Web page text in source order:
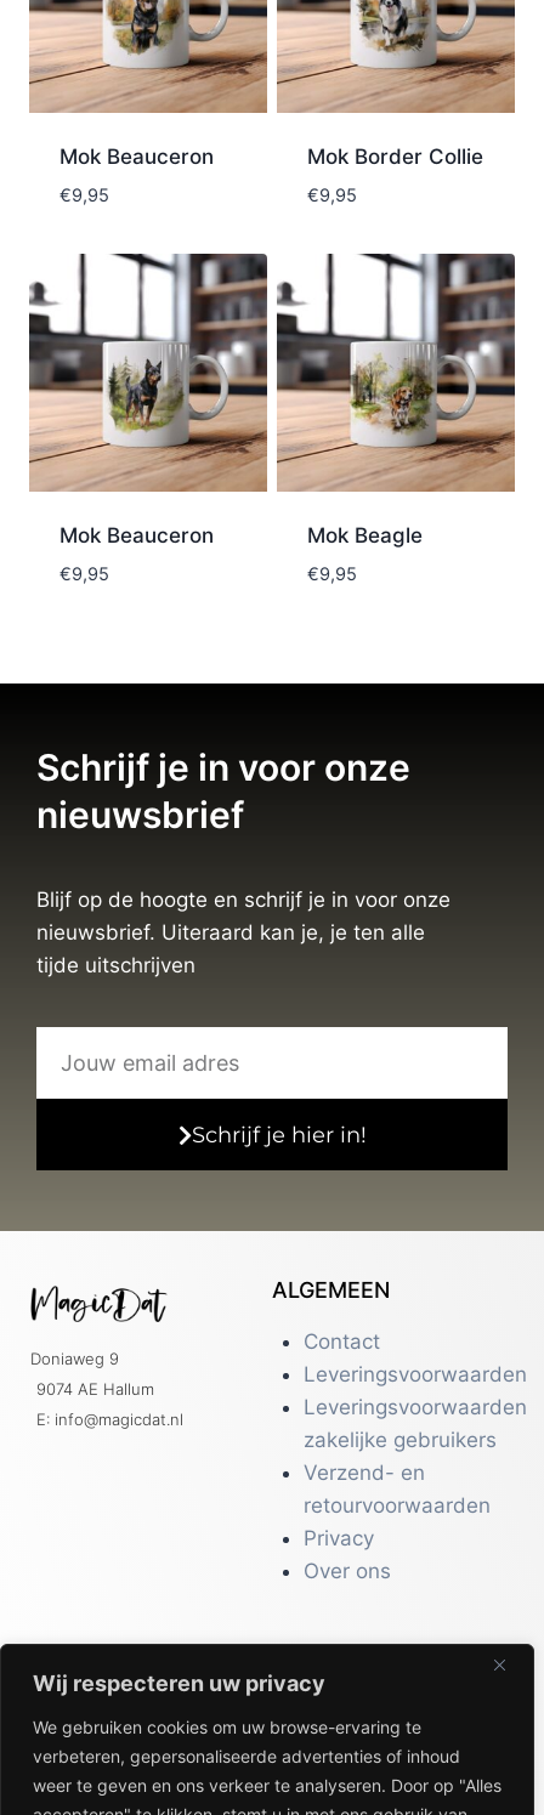
Wij respecteren uw privacy
We gebruiken cookies om uw browse-ervaring te
verbeteren, gepersonaliseerde advertenties of inhoud
weer te geven en ons verkeer te analyseren. Door op "Alles
Mok Beauceron
€9,95
Mok Border Collie
€9,95
Mok Beauceron
€9,95
Mok Beagle
€9,95
Schrijf je in voor onze
nieuwsbrief
Blijf op de hoogte en schrijf je in voor onze
nieuwsbrief. Uiteraard kan je, je ten alle
tijde uitschrijven
Schrijf je hier in!
Doniaweg 9
9074 AE Hallum
E: info@magicdat.nl
ALGEMEEN
Contact
Leveringsvoorwaarden
Leveringsvoorwaarden
zakelijke gebruikers
Verzend- en
retourvoorwaarden
Privacy
Over ons
CATALOGI
Workwear &
Veiligheid
Kantoor & Receptie